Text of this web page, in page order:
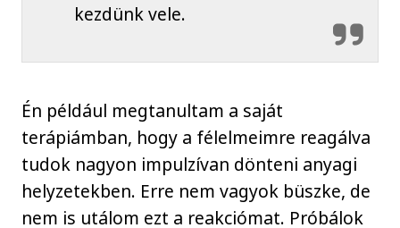
kezdünk vele.
Én például megtanultam a saját
terápiámban, hogy a félelmeimre reagálva
tudok nagyon impulzívan dönteni anyagi
helyzetekben. Erre nem vagyok büszke, de
nem is utálom ezt a reakciómat. Próbálok